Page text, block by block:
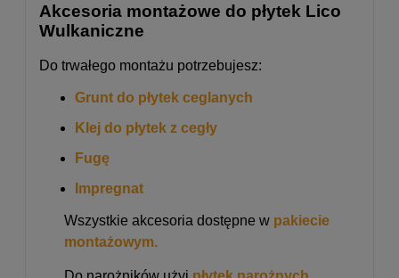
Akcesoria montażowe do płytek Lico
Wulkaniczne
Do trwałego montażu potrzebujesz:
Grunt do płytek ceglanych
Klej do płytek z cegły
Fugę
Impregnat
Wszystkie akcesoria dostępne w pakiecie
montażowym.